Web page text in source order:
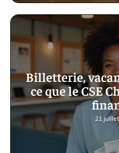
Billetterie,
ce que le CSE
21